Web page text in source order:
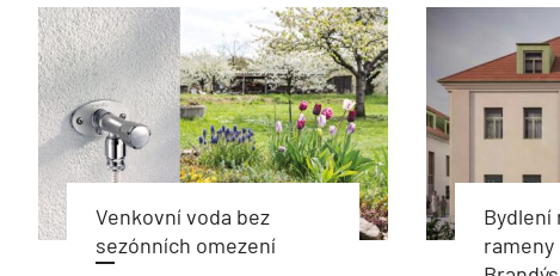
Venkovní voda bez
sezónních omezení
Bydlení
rameny